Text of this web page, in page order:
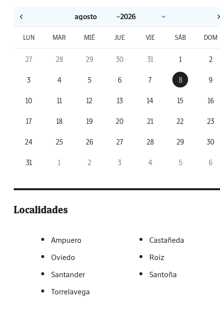
LUN MAR MIÉ JUE VIE SÁB DOM
27 28 29 30 31 1 2
3 4 5 6 7 8 9
10 11 12 13 14 15 16
17 18 19 20 21 22 23
24 25 26 27 28 29 30
31 1 2 3 4 5 6
Localidades
Ampuero
Castañeda
Oviedo
Roiz
Santander
Santoña
Torrelavega